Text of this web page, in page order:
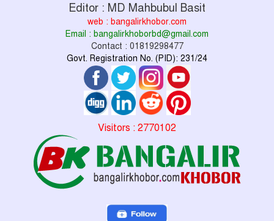
Editor : MD Mahbubul Basit
web : bangalirkhobor.com
Email : bangalirkhoborbd@gmail.com
Contact : 01819298477
Govt. Registration No. (PID): 231/24
Visitors : 2770102